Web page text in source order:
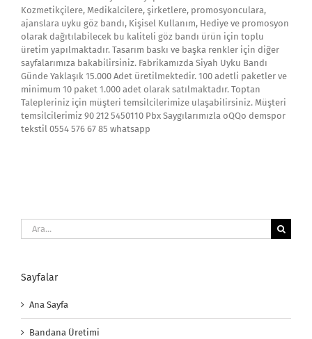
Kozmetikçilere, Medikalcilere, şirketlere, promosyonculara,
ajanslara uyku göz bandı, Kişisel Kullanım, Hediye ve promosyon
olarak dağıtılabilecek bu kaliteli göz bandı ürün için toplu
üretim yapılmaktadır. Tasarım baskı ve başka renkler için diğer
sayfalarımıza bakabilirsiniz. Fabrikamızda Siyah Uyku Bandı
Günde Yaklaşık 15.000 Adet üretilmektedir. 100 adetli paketler ve
minimum 10 paket 1.000 adet olarak satılmaktadır. Toptan
Talepleriniz için müşteri temsilcilerimize ulaşabilirsiniz. Müşteri
temsilcilerimiz 90 212 5450110 Pbx Saygılarımızla oQQo demspor
tekstil 0554 576 67 85 whatsapp
Ara:
Sayfalar
Ana Sayfa
Bandana Üretimi